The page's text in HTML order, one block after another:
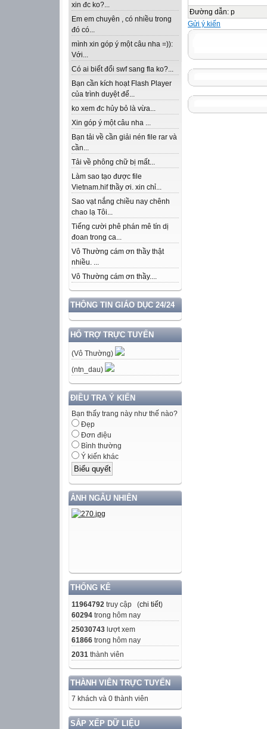
xin đc ko?...
Em em chuyên , có nhiều trong
đó có...
mình xin góp ý một câu nha =)):
Với...
Có ai biết đổi swf sang fla ko?...
Bạn cần kích hoạt Flash Player
của trình duyệt để...
ko xem đc hủy bỏ là vừa...
Xin góp ý một câu nha ...
Bạn tải về cần giải nén file rar và
cần...
Tải về phông chữ bị mất...
Làm sao tạo được file
Vietnam.hif thầy ơi. xin chỉ...
Sao vạt nắng chiều nay chênh
chao lạ Tôi...
Tiếng cười phê phán mê tín dị
đoan trong ca...
Vô Thường cám ơn thầy thật
nhiều. ...
Vô Thường cám ơn thầy....
THÔNG TIN GIÁO DỤC 24/24
HỔ TRỢ TRỰC TUYẾN
(Vô Thường)
(ntn_dau)
ĐIỀU TRA Ý KIẾN
Bạn thấy trang này như thế nào?
Đẹp
Đơn điệu
Bình thường
Ý kiến khác
ẢNH NGẪU NHIÊN
THỐNG KÊ
11964792 truy cập (chi tiết)
60294 trong hôm nay
25030743 lượt xem
61866 trong hôm nay
2031 thành viên
THÀNH VIÊN TRỰC TUYẾN
7 khách và 0 thành viên
SẮP XẾP DỮ LIỆU
Đường dẫn: p
Gửi ý kiến